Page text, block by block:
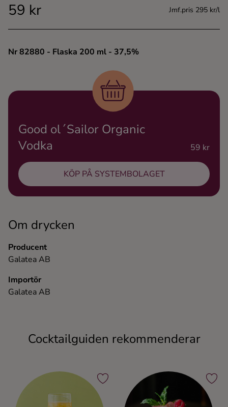
Tequila
Ingredienser
59 kr Jmf.pris 295 kr/l
Nr 82880 - Flaska 200 ml - 37,5%
Om drycken
Producent
Galatea AB
Importör
Galatea AB
Good ol´Sailor Organic
Vodka
59 kr
KÖP PÅ SYSTEMBOLAGET
Cocktailguiden rekommenderar